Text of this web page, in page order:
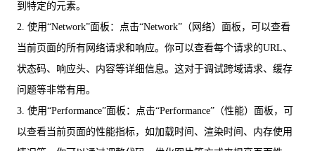
到特定的元素。
2. 使用“Network”面板：点击“Network”（网络）面板，可以查看
当前页面的所有网络请求和响应。你可以查看每个请求的URL、
状态码、响应头、内容等详细信息。这对于调试跨域请求、缓存
问题等非常有用。
3. 使用“Performance”面板：点击“Performance”（性能）面板，可
以查看当前页面的性能指标，如加载时间、渲染时间、内存使用